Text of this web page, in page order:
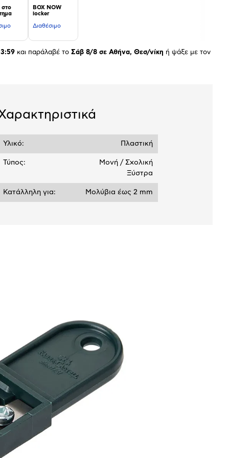
στο
BOX NOW
locker
Διαθέσιμο
και παράλαβέ το Σάβ 8/8 σε Αθήνα, Θεσ/νίκη ή ψάξε με τον
Υλικό: Πλαστική
Τύπος:
Μονή / Σχολική
Ξύστρα
Κατάλληλη για: Μολύβια έως 2 mm